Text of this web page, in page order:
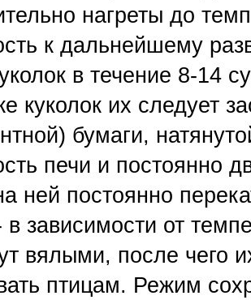
нагреты до
к дальнейшему
в течение 8-14
куколок их следует
бумаги,
печи и постоянно
ней постоянно
в зависимости от
вялыми, после чего
птицам. Режим